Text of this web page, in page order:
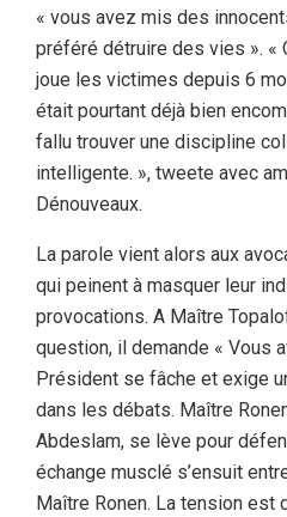
« vous avez mis des
préféré détruire des vies ». «
joue les victimes depuis 6
était pourtant déjà bien
fallu trouver une discipline
intelligente. », tweete avec
Dénouveaux.
La parole vient alors aux
qui peinent à masquer leur
provocations. A Maître
question, il demande « Vous
Président se fâche et exige
dans les débats. Maître
Abdeslam, se lève pour
échange musclé s’ensuit
Maître Ronen. La tension est